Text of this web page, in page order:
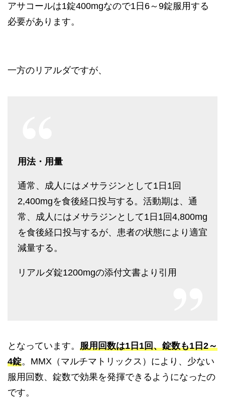
アサコールは1錠400mgなので1日6～9錠服用する
必要があります。
一方のリアルダですが、
用法・用量
通常、成人にはメサラジンとして1日1回
2,400mgを食後経口投与する。活動期は、通
常、成人にはメサラジンとして1日1回4,800mg
を食後経口投与するが、患者の状態により適宜
減量する。
リアルダ錠1200mgの添付文書より引用
となっています。 服用回数は1日1回、錠数も1日2～
4錠。MMX（マルチマトリックス）により、少ない
服用回数、錠数で効果を発揮できるようになったの
です。